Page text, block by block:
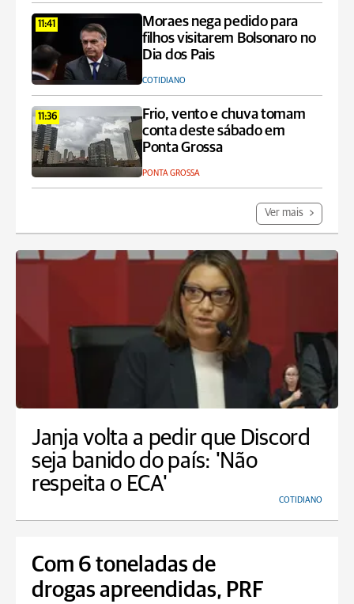
11:41
Moraes nega pedido para
filhos visitarem Bolsonaro no
Dia dos Pais
COTIDIANO
11:36
Frio, vento e chuva tomam
conta deste sábado em
Ponta Grossa
PONTA GROSSA
Ver mais
Janja volta a pedir que Discord
seja banido do país: 'Não
respeita o ECA'
COTIDIANO
Com 6 toneladas de
drogas apreendidas, PRF